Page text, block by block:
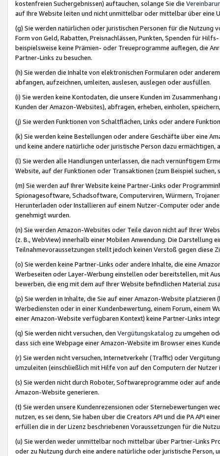
kostenfreien Suchergebnissen) auftauchen, solange Sie die
auf Ihre Website leiten und nicht unmittelbar oder mittelbar über eine
(g) Sie werden natürlichen oder juristischen Personen für die Nutzung
Form von Geld, Rabatten, Preisnachlässen, Punkten, Spenden für
beispielsweise keine Prämien- oder Treueprogramme auflegen, die
Partner-Links zu besuchen.
(h) Sie werden die Inhalte von elektronischen Formularen oder
abfangen, aufzeichnen, umleiten, auslesen, auslegen oder ausfüllen.
(i) Sie werden keine Kontodaten, die unsere Kunden im
Kunden der Amazon-Websites), abfragen, erheben, einholen,
(j) Sie werden Funktionen von Schaltflächen, Links oder andere
(k) Sie werden keine Bestellungen oder andere Geschäfte über eine
und keine andere natürliche oder juristische Person dazu
(l) Sie werden alle Handlungen unterlassen, die nach vernünftigem
Website, auf der Funktionen oder Transaktionen (zum Beispiel
(m) Sie werden auf Ihrer Website keine Partner-Links oder
Spionagesoftware, Schadsoftware, Computerviren, Würmern,
Herunterladen oder Installieren auf einem Nutzer-Computer oder
genehmigt wurden.
(n) Sie werden Amazon-Websites oder Teile davon nicht auf Ihrer
(z. B., WebView) innerhalb einer Mobilen Anwendung. Die Darstellung
Teilnahmevoraussetzungen stellt jedoch keinen Verstoß gegen diese
(o) Sie werden keine Partner-Links oder andere Inhalte, die eine
Werbeseiten oder Layer-Werbung einstellen oder bereitstellen, mit
bewerben, die eng mit dem auf Ihrer Website befindlichen Material
(p) Sie werden in Inhalte, die Sie auf einer Amazon-Website
Werbediensten oder in einer Kundenbewertung, einem Forum, einem
einer Amazon-Website verfügbaren Kontext) keine Partner-Links
(q) Sie werden nicht versuchen, den Vergütungskatalog zu umgehen
dass sich eine Webpage einer Amazon-Website im Browser eines
(r) Sie werden nicht versuchen, Internetverkehr (Traffic) oder
umzuleiten (einschließlich mit Hilfe von auf den Computern der
(s) Sie werden nicht durch Roboter, Softwareprogramme oder auf
Amazon-Website generieren.
(t) Sie werden unsere Kundenrezensionen oder Sternebewertungen
nutzen, es sei denn, Sie haben über die Creators API und die PA API
erfüllen die in der Lizenz beschriebenen Voraussetzungen für die
(u) Sie werden weder unmittelbar noch mittelbar über Partner-Links
oder zu Nutzung durch eine andere natürliche oder juristische